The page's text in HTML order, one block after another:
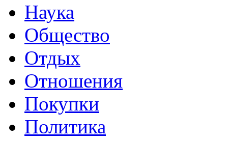
Наука
Общество
Отдых
Отношения
Покупки
Политика